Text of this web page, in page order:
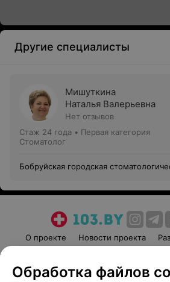
Другие специалисты
Мишуткина
Наталья Валерьевна
Нет отзывов
Стаж 24 года • Первая категория
Стоматолог
Бобруйская городская
О проекте Новости проекта
Пользовательское соглашение
Обработка файлов